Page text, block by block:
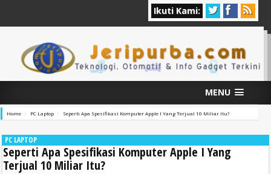
Ikuti Kami:
MENU
Home PC Laptop Seperti Apa Spesifikasi Komputer Apple I Yang Terjual 10 Miliar Itu?
PC LAPTOP
Seperti Apa Spesifikasi Komputer Apple I Yang
Terjual 10 Miliar Itu?